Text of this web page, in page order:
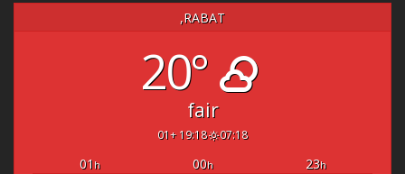
RABAT,
20°
fair
07:18
19:18 +01
23h
00h
01 h